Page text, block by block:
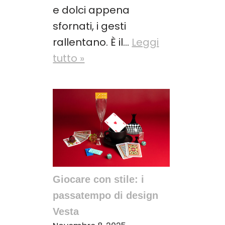
e dolci appena
sfornati, i gesti
rallentano. È il… Leggi
tutto »
Giocare con stile: i
passatempo di design
Vesta